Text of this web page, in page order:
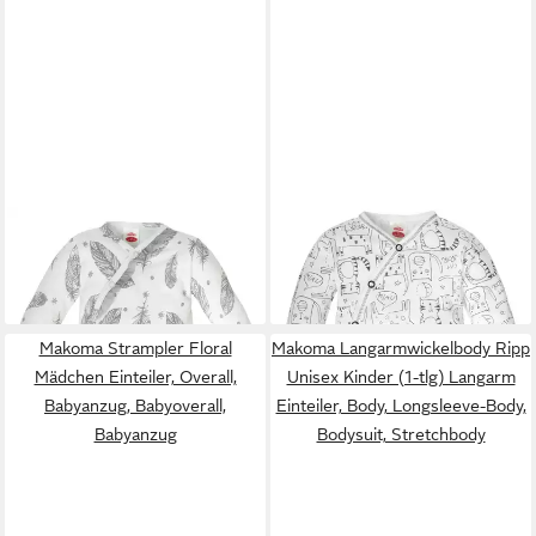
MAKOMALangarmwickelbody
Federn Mädchen (1-tlg) Body,
Langarmbody, Wickelbody,
Mädchenbody, Einteiler
12,50 €
MAKOMALangarmwickelbody
Katze Unisex Kinder (1-tlg)
Langarm Einteiler, Body,
Longsleeve-Body, Bodysuit,
Stretchbody
14,50 €
Makoma Strampler Floral
Mädchen Einteiler, Overall,
Babyanzug, Babyoverall,
Babyanzug
Makoma Langarmwickelbody Ripp
Unisex Kinder (1-tlg) Langarm
Einteiler, Body, Longsleeve-Body,
Bodysuit, Stretchbody